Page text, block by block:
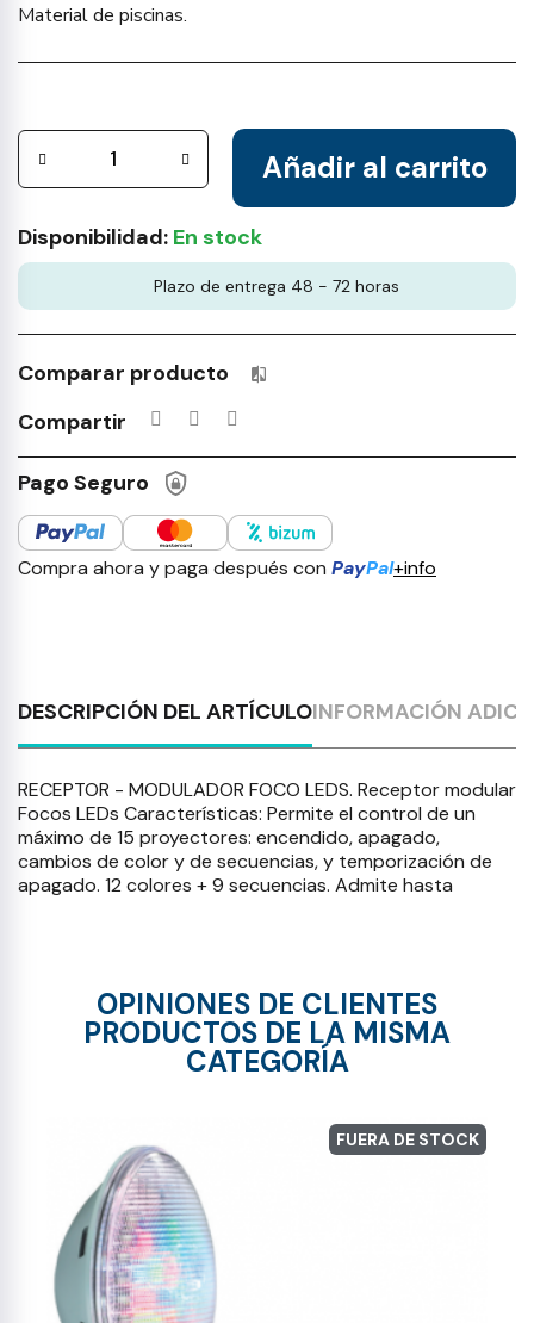
Material de piscinas.
Añadir al carrito
Disponibilidad: En stock
Plazo de entrega 48 - 72 horas
Comparar producto Productos incluidos en tu lista
Compartir
Pago Seguro
Compra ahora y paga después con PayPal+info
DESCRIPCIÓN DEL ARTÍCULOINFORMACIÓN
RECEPTOR - MODULADOR FOCO LEDS. Receptor modular
Focos LEDs Características: Permite el control de un
máximo de 15 proyectores: encendido, apagado,
cambios de color y de secuencias, y temporización de
apagado. 12 colores + 9 secuencias. Admite hasta
OPINIONES DE CLIENTES
PRODUCTOS DE LA MISMA
CATEGORÍA
FUERA DE STOCK